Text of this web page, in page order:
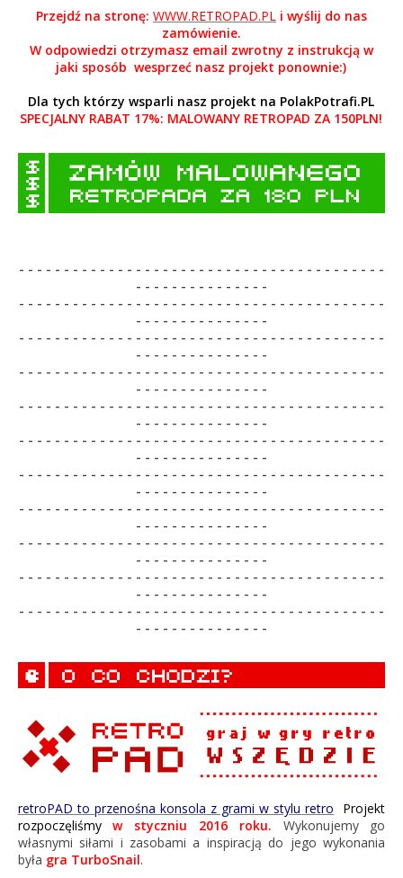
Przejdź na stronę: WWW.RETROPAD.PLi wyślij do nas
zamówienie.
W odpowiedzi otrzymasz email zwrotny z instrukcją w
jaki sposób wesprzeć nasz projekt ponownie:)
Dla tych którzy wsparli nasz projekt na PolakPotrafi.PL
SPECJALNY RABAT 17%: MALOWANY RETROPAD ZA 150PLN!
- - - - - - - - - - - - - - - - - - - - - - - - - - - - - - - - - - - - - - - - -
- - - - - - - - - - - - - - -
- - - - - - - - - - - - - - - - - - - - - - - - - - - - - - - - - - - - - - - - -
- - - - - - - - - - - - - - -
- - - - - - - - - - - - - - - - - - - - - - - - - - - - - - - - - - - - - - - - -
- - - - - - - - - - - - - - -
- - - - - - - - - - - - - - - - - - - - - - - - - - - - - - - - - - - - - - - - -
- - - - - - - - - - - - - - -
- - - - - - - - - - - - - - - - - - - - - - - - - - - - - - - - - - - - - - - - -
- - - - - - - - - - - - - - -
- - - - - - - - - - - - - - - - - - - - - - - - - - - - - - - - - - - - - - - - -
- - - - - - - - - - - - - - -
- - - - - - - - - - - - - - - - - - - - - - - - - - - - - - - - - - - - - - - - -
- - - - - - - - - - - - - - -
- - - - - - - - - - - - - - - - - - - - - - - - - - - - - - - - - - - - - - - - -
- - - - - - - - - - - - - - -
- - - - - - - - - - - - - - - - - - - - - - - - - - - - - - - - - - - - - - - - -
- - - - - - - - - - - - - - -
- - - - - - - - - - - - - - - - - - - - - - - - - - - - - - - - - - - - - - - - -
- - - - - - - - - - - - - - -
- - - - - - - - - - - - - - - - - - - - - - - - - - - - - - - - - - - - - - - - -
- - - - - - - - - - - - - - -
retroPAD to przenośna konsola z grami w stylu retro
Projekt
rozpoczęliśmyw styczniu 2016 roku. Wykonujemy go
własnymi siłami i zasobami a inspiracją do jego wykonania
była gra TurboSnail.